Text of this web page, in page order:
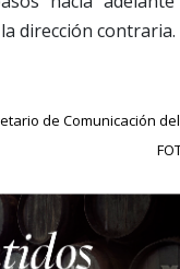
dirección contraria.
de Comunicación